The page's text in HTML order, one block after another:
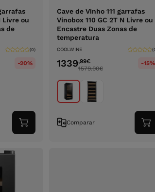
Livre ou
de
(0)
-20%
Adicionar
ao
Cave de Vinho 111 garrafas
Vinobox 110 GC 2T N Livre ou
Encastre Duas Zonas de
temperatura
COOLWINE
1339,99€
1579.00€
-15%
Comparar
ao